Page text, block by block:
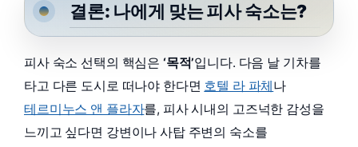
결론: 나에게 맞는 피사 숙소는?
피사 숙소 선택의 핵심은 ‘목적’입니다. 다음 날 기차를
타고 다른 도시로 떠나야 한다면 호텔 라 파체나
테르미누스 앤 플라자를, 피사 시내의 고즈넉한 감성을
느끼고 싶다면 강변이나 사탑 주변의 숙소를